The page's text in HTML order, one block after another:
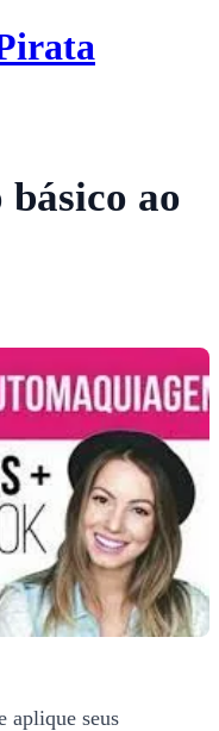
ao
aplique seus